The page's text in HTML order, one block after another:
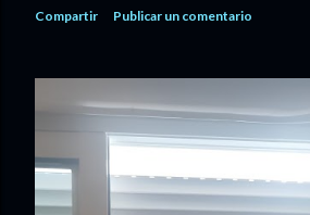
Compartir Publicar un comentario